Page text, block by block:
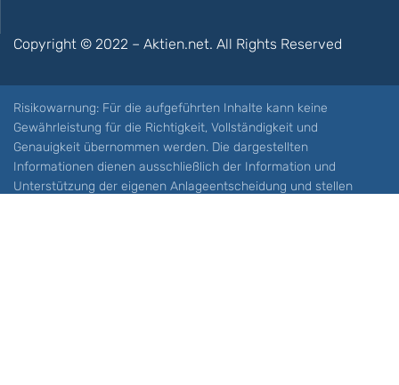
Copyright © 2022 – Aktien.net. All Rights Reserved
Risikowarnung: Für die aufgeführten Inhalte kann keine
Gewährleistung für die Richtigkeit, Vollständigkeit und
Genauigkeit übernommen werden. Die dargestellten
Informationen dienen ausschließlich der Information und
Unterstützung der eigenen Anlageentscheidung und stellen